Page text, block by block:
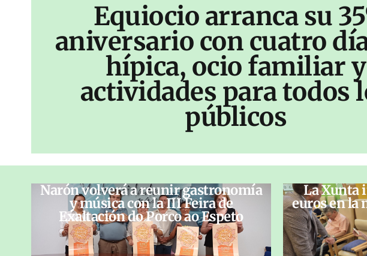
Equiocio arranca su
aniversario con cuatro
hípica, ocio familiar y
actividades para todos
públicos
Narón volverá a reunir gastronomía
y música con la III Feira de
Exaltación do Porco ao Espeto
La Xunta
euros en la